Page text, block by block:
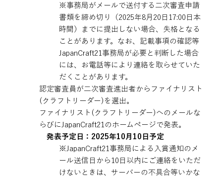
※事務局がメールで送付する二次審査申請
書類を締め切り（2025年8月20日17:00日本
時間）までに提出しない場合、失格となる
ことがあります。なお、記載事項の確認等
JapanCraft21事務局が必要と判断した場合
には、お電話等により連絡を取らせていた
だくことがあります。
認定審査員が二次審査進出者からファイナリスト
(クラフトリーダー)を選出。
ファイナリスト(クラフトリーダー)へのメールな
らびにJapanCraft21のホームページで発表。
発表予定日：2025年10月10日予定​
※JapanCraft21事務局による入賞通知のメ
ール送信日から10日以内にご連絡をいただ
けないときは、サーバーの不具合等いかな